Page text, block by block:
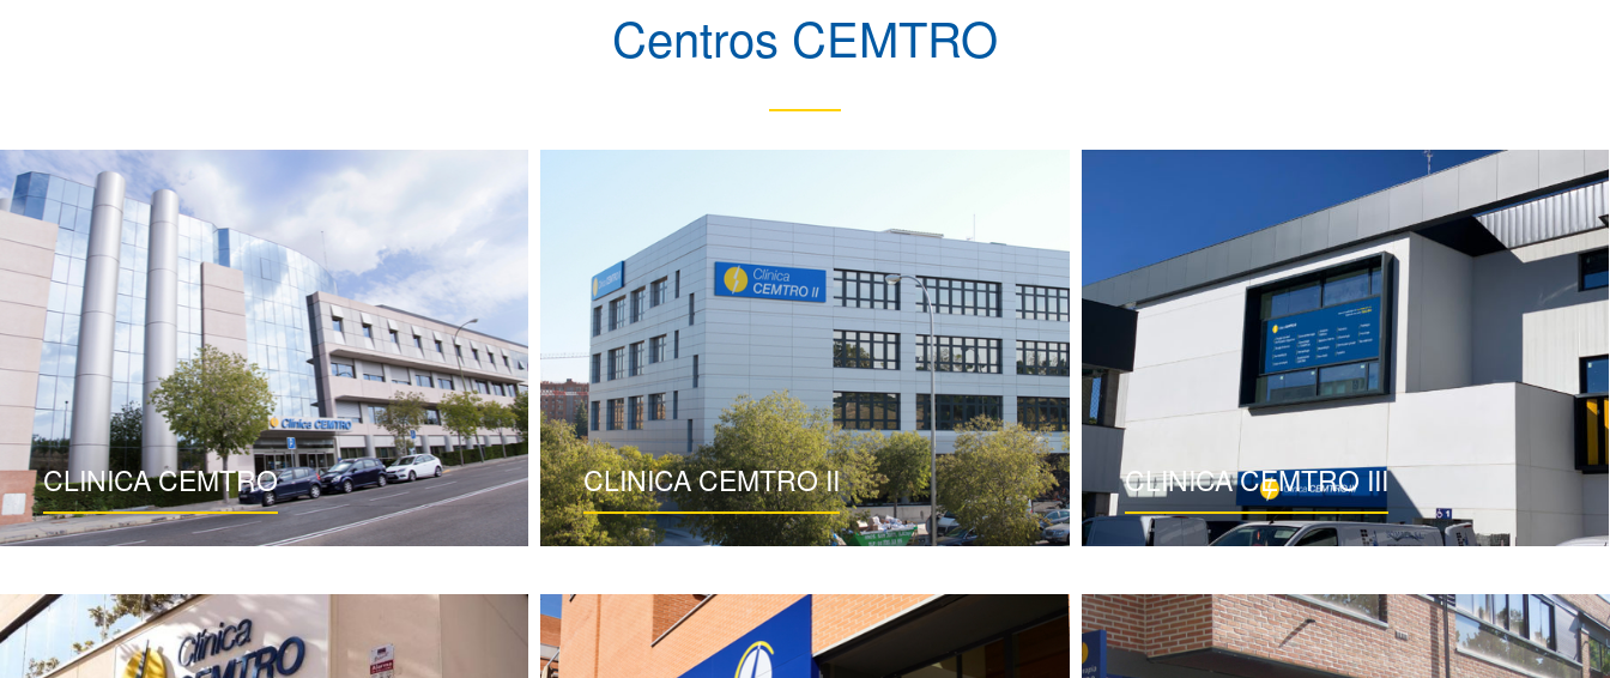
Centros CEMTRO
CLINICA CEMTRO CLINICA CEMTRO II CLINICA CEMTRO III